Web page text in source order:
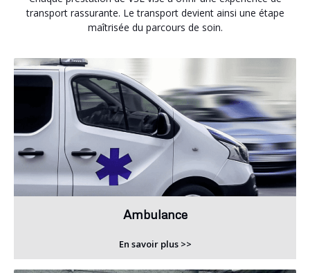
transport rassurante. Le transport devient ainsi une étape
maîtrisée du parcours de soin.
Ambulance
En savoir plus >>